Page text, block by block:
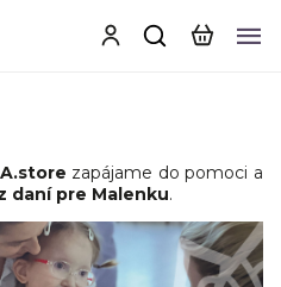
zapájame do pomoci a
daní pre Malenku.